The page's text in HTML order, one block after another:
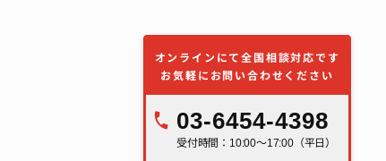
オンラインにて全国相談対応です
お気軽にお問い合わせください
03-6454-4398
受付時間：10:00～17:00（平日）